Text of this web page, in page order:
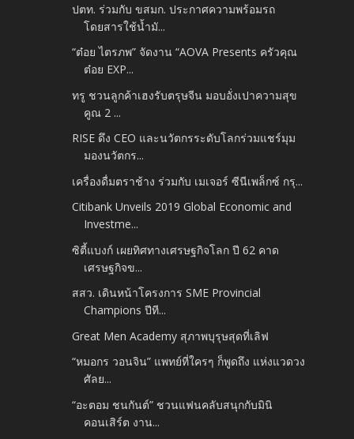
ปตท. ร่วมกับ ขสมก. ประกาศความพร้อมรถ
โดยสารใช้น้ำมั...
“ต๋อย ไตรภพ” จัดงาน “AOVA Presents ครัวคุณ
ต๋อย EXP...
ทรู ชวนลูกค้าเฮงรับตรุษจีน มอบอั่งเปาความสุข
คูณ 2 ...
RISE ดึง CEO และนวัตกรระดับโลกร่วมแชร์มุม
มองนวัตกร...
เครื่องดื่มตราช้าง ร่วมกับ เมเจอร์ ซีนีเพล็กซ์ กรุ...
Citibank Unveils 2019 Global Economic and
Investme...
ซิตี้แบงก์ เผยทิศทางเศรษฐกิจโลก ปี 62 คาด
เศรษฐกิจข...
สสว. เดินหน้าโครงการ SME Provincial
Champions ปีที...
Great Men Academy สุภาพบุรุษสุดที่เลิฟ
“หมอกร วอนจิน” แพทย์ที่ใครๆ ก็พูดถึง แห่งแวดวง
ศัลย...
“อะตอม ชนกันต์” ชวนแฟนคลับสนุกกับมินิ
คอนเสิร์ต งาน...